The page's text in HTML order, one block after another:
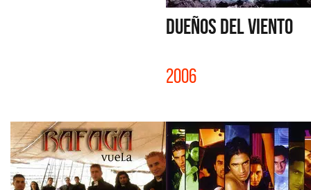
DUEÑOS DEL VIENTO
2006